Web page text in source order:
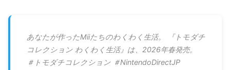
あなたが作ったMiiたちのわくわく生活。 『トモダチ
コレクション わくわく生活』は、2026年春発売。
＃トモダチコレクション ＃NintendoDirectJP